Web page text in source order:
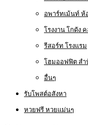
อพาร์ทเม้นท์ ห้
โรงงาน โกดัง
รีสอร์ท โรงแรม
โฮมออฟฟิต สำ
อื่นๆ
รับโพสต์อสังหา
หวยฟรี หวยแม่นๆ